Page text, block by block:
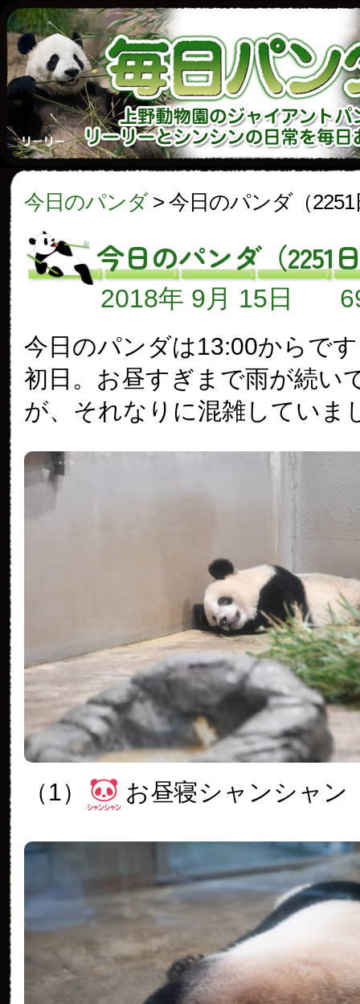
今日のパンダ> 今日のパンダ（2251
今日のパンダ（2251
2018年 9月 15日
今日のパンダは13:00からで
初日。お昼すぎまで雨が続い
が、それなりに混雑していま
（1） お昼寝シャンシャン